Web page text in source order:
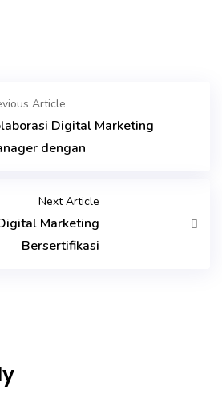
Article
Digital Marketing
dengan
Next Article
Marketing
Bersertifikasi